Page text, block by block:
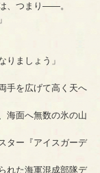
、つまり――。
りましょう」
手を広げて高く天へ
海面へ無数の氷の山
ター『アイスガーデ
れた海軍混成部隊デ